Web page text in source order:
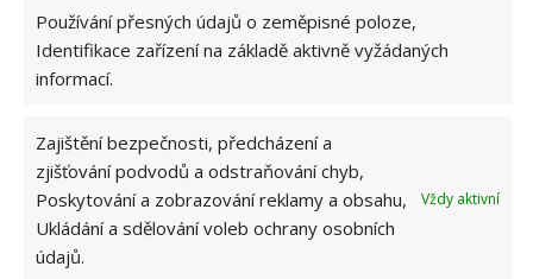
Používání přesných údajů o zeměpisné poloze,
Identifikace zařízení na základě aktivně vyžádaných
informací.
Zajištění bezpečnosti, předcházení a
zjišťování podvodů a odstraňování chyb,
Poskytování a zobrazování reklamy a obsahu,
Ukládání a sdělování voleb ochrany osobních
údajů.
Vždy aktivní
potraviny nebo odpadky.